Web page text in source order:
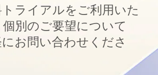
ライアルをご利用いた
別のご要望について
お問い合わせくださ